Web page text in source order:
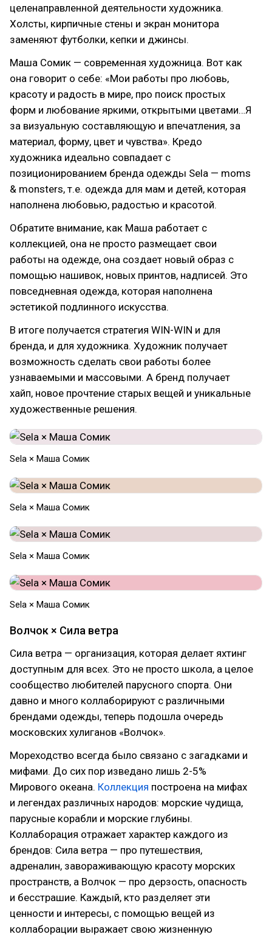
целенаправленной деятельности художника.
Холсты, кирпичные стены и экран монитора
заменяют футболки, кепки и джинсы.
Маша Сомик — современная художница. Вот как
она говорит о себе: «Мои работы про любовь,
красоту и радость в мире, про поиск простых
форм и любование яркими, открытыми цветами…Я
за визуальную составляющую и впечатления, за
материал, форму, цвет и чувства». Кредо
художника идеально совпадает с
позиционированием бренда одежды Sela — moms
& monsters, т.е. одежда для мам и детей, которая
наполнена любовью, радостью и красотой.
Обратите внимание, как Маша работает с
коллекцией, она не просто размещает свои
работы на одежде, она создает новый образ с
помощью нашивок, новых принтов, надписей. Это
повседневная одежда, которая наполнена
эстетикой подлинного искусства.
В итоге получается стратегия WIN-WIN и для
бренда, и для художника. Художник получает
возможность сделать свои работы более
узнаваемыми и массовыми. А бренд получает
хайп, новое прочтение старых вещей и уникальные
художественные решения.
Sela × Маша Сомик
Sela × Маша Сомик
Sela × Маша Сомик
Sela × Маша Сомик
Волчок × Сила ветра
Сила ветра — организация, которая делает яхтинг
доступным для всех. Это не просто школа, а целое
сообщество любителей парусного спорта. Они
давно и много коллаборируют с различными
брендами одежды, теперь подошла очередь
московских хулиганов «Волчок».
Мореходство всегда было связано с загадками и
мифами. До сих пор изведано лишь 2-5%
Мирового океана. Коллекция построена на мифах
и легендах различных народов: морские чудища,
парусные корабли и морские глубины.
Коллаборация отражает характер каждого из
брендов: Сила ветра — про путешествия,
адреналин, завораживающую красоту морских
пространств, а Волчок — про дерзость, опасность
и бесстрашие. Каждый, кто разделяет эти
ценности и интересы, с помощью вещей из
коллаборации выражает свою жизненную